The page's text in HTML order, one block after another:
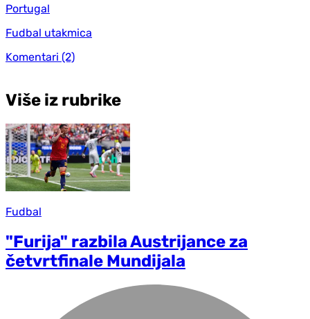
Portugal
Fudbal utakmica
Komentari (2)
Više iz rubrike
Fudbal
"Furija" razbila Austrijance za
četvrtfinale Mundijala